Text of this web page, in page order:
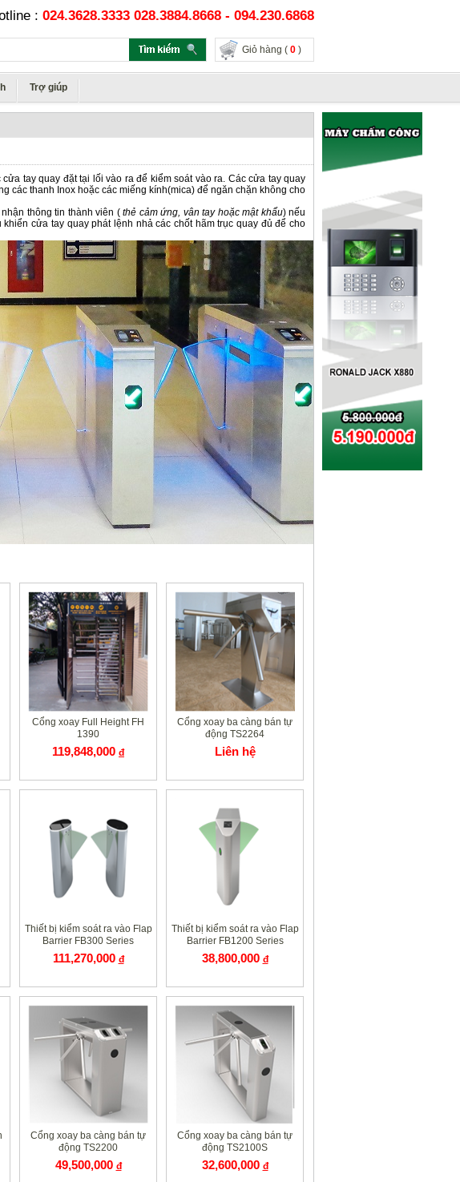
Giỏ hàng ( 0 )
: 024.3628.3333 028.3884.8668 - 094.230.6868
Trợ giúp
tay quay đặt tại lối vào ra để kiểm soát vào ra. Các cửa tay quay
các thanh Inox hoặc các miếng kính(mica) để ngăn chặn không cho
thông tin thành viên (thẻ cảm ứng, vân tay hoặc mật khẩu) nếu
cửa tay quay phát lệnh nhả các chốt hãm trục quay đủ để cho
Cổng xoay Full Height FH
1390
119,848,000 đ
Cổng xoay ba càng bán tự
động TS2264
Liên hệ
Thiết bị kiểm soát ra vào Flap
Barrier FB300 Series
111,270,000 đ
Thiết bị kiểm soát ra vào Flap
Barrier FB1200 Series
38,800,000 đ
Cổng xoay ba càng bán tự
động TS2200
49,500,000 đ
Cổng xoay ba càng bán tự
động TS2100S
32,600,000 đ